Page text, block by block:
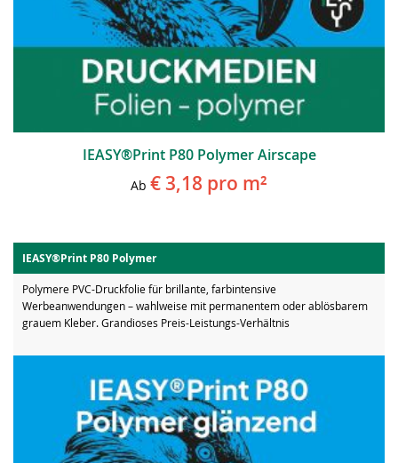
IEASY®Print P80 Polymer Airscape
Ab € 3,18 pro m²
IEASY®Print P80 Polymer
Polymere PVC-Druckfolie für brillante, farbintensive
Werbeanwendungen – wahlweise mit permanentem oder ablösbarem
grauem Kleber. Grandioses Preis-Leistungs-Verhältnis